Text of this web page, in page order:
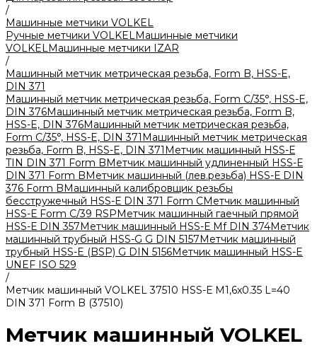
/
Машинные метчики VOLKEL
Ручные метчики VOLKELМашинные метчики
VOLKELМашинные метчики IZAR
/
Машинный метчик метрическая резьба, Form B, HSS-E,
DIN 371
Машинный метчик метрическая резьба, Form С/35°, HSS-E,
DIN 376Машинный метчик метрическая резьба, Form B,
HSS-E, DIN 376Машинный метчик метрическая резьба,
Form С/35°, HSS-E, DIN 371Машинный метчик метрическая
резьба, Form B, HSS-E, DIN 371Метчик машинный HSS-Е
TIN DIN 371 Form BМетчик машинный удлиненный HSS-Е
DIN 371 Form BМетчик машинный (лев.резьба) HSS-Е DIN
376 Form BМашинный калибровщик резьбы
бесстружечный HSS-Е DIN 371 Form CМетчик машинный
HSS-Е Form C/39 RSPМетчик машинный гаечный прямой
HSS-Е DIN 357Метчик машинный HSS-Е Mf DIN 374Метчик
машинный трубный HSS-G G DIN 5157Метчик машинный
трубный HSS-E (BSP) G DIN 5156Метчик машинный HSS-E
UNEF ISO 529
/
Метчик машинный VOLKEL 37510 HSS-Е M1,6x0.35 L=40
DIN 371 Form B (37510)
Метчик машинный VOLKEL